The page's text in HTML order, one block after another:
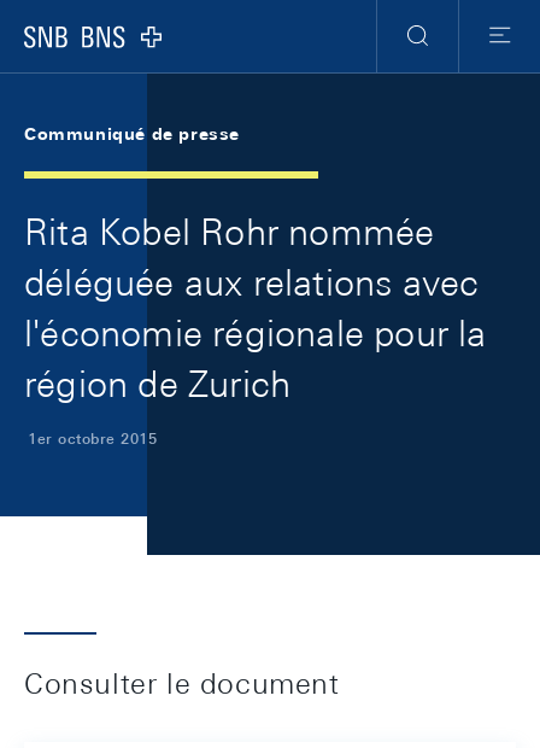
Logo
RechercheMenu
Communiqué de presse
Rita Kobel Rohr nommée
déléguée aux relations avec
l'économie régionale pour la
région de Zurich
1er octobre 2015
Consulter le document